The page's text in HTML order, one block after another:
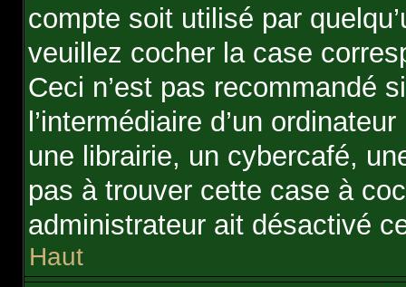
compte soit utilisé par
veuillez cocher la case
Ceci n’est pas recommandé
l’intermédiaire d’un
une librairie, un cybercafé,
pas à trouver cette case à
administrateur ait désactivé
Haut